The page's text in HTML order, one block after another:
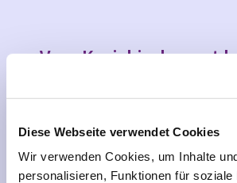
Diese Webseite verwendet Cookies
Wir verwenden Cookies, um Inhalte
personalisieren, Funktionen für soziale
Vom Kreiskirchenrat